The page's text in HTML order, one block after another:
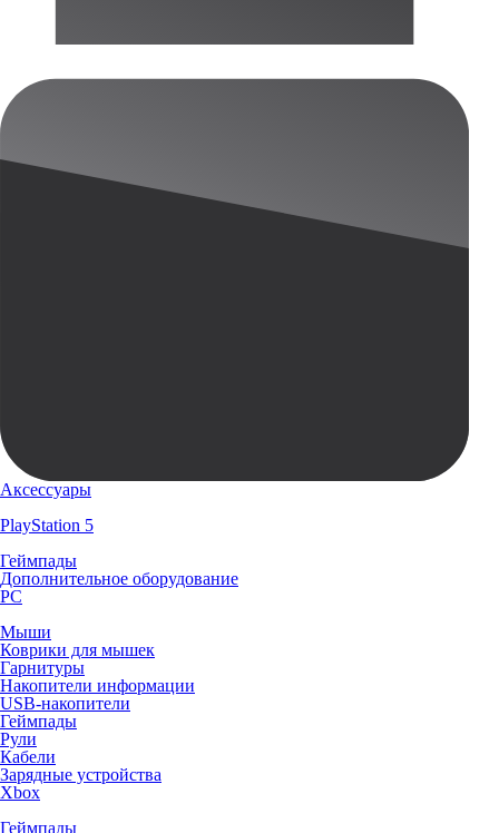
Аксессуары
PlayStation 5
Геймпады
Дополнительное оборудование
PC
Мыши
Коврики для мышек
Гарнитуры
Накопители информации
USB-накопители
Геймпады
Рули
Кабели
Зарядные устройства
Xbox
Геймпады